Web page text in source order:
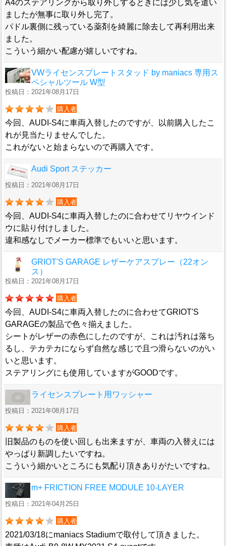
A4のステアリングから取り外しするときには少し気を遣い
ましたが無事に取り外し完了。
パドル裏側に残っている薬剤を綺麗に除去して再利用出来
ました。
こういう細かい配慮が嬉しいですね。
VWライセンスプレートスタッド by maniacs 専用ス
ペシャルツール W型
投稿日：2021年08月17日
購入者
今回、AUDI-S4に車両入替したのですが、以前購入したこ
れが見当たりませんでした。
これがないと始まらないので再購入です。
Audi Sport ステッカー
投稿日：2021年08月17日
購入者
今回、AUDI-S4に車両入替したのに合わせてリヤウインド
ウに貼り付けしました。
違和感なしでメーカー標準でもいいと思います。
GRIOT'S GARAGE レザーケアスプレー（22オン
ス）
投稿日：2021年08月17日
購入者
今回、AUDI-S4に車両入替したのに合わせてGRIOT'S
GARAGEの製品で色々揃えました。
シートがレザーの赤色にしたのですが、これは汚れは落ち
るし、テカテカにならず自然な感じで且つ滑らないのがい
いと思います。
ステアリングにも使用していますがGOODです。
ライセンスプレート用ワッシャー
投稿日：2021年08月17日
購入者
旧製品のものを使い回しも出来ますが、車両の入替えには
やっぱり新調したいですね。
こういう細かいところにも気配り頂きありがたいですね。
m+ FRICTION FREE MODULE 10-LAYER
投稿日：2021年04月25日
購入者
2021/03/18にmaniacs Stadiumで取付して頂きました。